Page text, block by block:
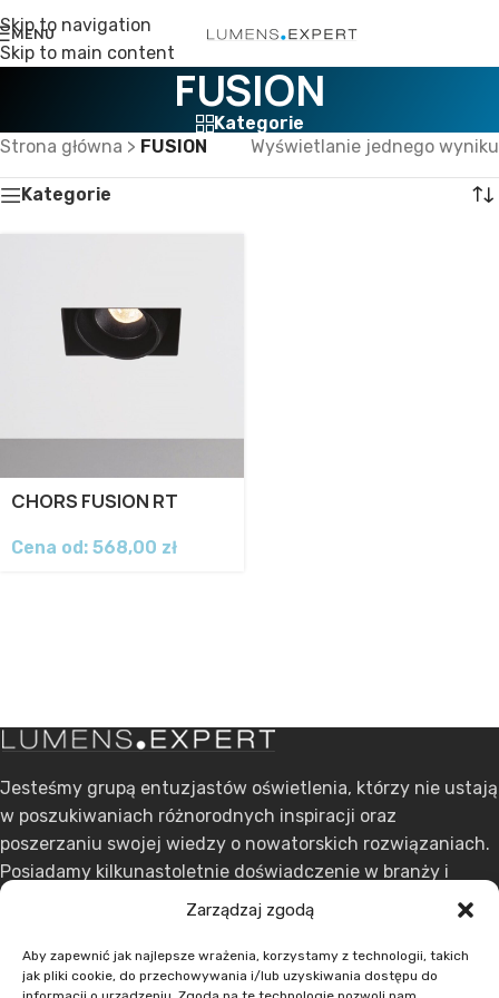
Zarządzaj zgodą
Aby zapewnić jak najlepsze wrażenia, korzystamy z technologii, takich
jak pliki cookie, do przechowywania i/lub uzyskiwania dostępu do
Skip to navigation
Skip to main content
MENU
FUSION
Kategorie
Strona główna > FUSION Wyświetlanie jednego wyniku
Kategorie
CHORS FUSION RT
Cena od: 568,00 zł
Jesteśmy grupą entuzjastów oświetlenia, którzy nie ustają
w poszukiwaniach różnorodnych inspiracji oraz
poszerzaniu swojej wiedzy o nowatorskich rozwiązaniach.
Posiadamy kilkunastoletnie doświadczenie w branży i
stawiamy na ciągły rozwój.
ul. Dąbrowskiego 301, 60-406 Poznań
+48 608 636 580